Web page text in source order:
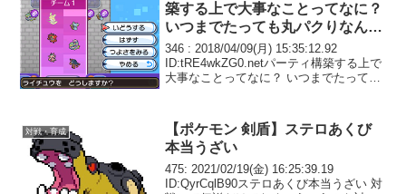
築する上で大事なことってなに？
いつまでたっても丸パクりなんだ
が
346 : 2018/04/09(月) 15:35:12.92
ID:tRE4wkZG0.netパーティ構築する上で
大事なことってなに？ いつまでたっても
能しない 相...
対戦・育成
【ポケモン 剣盾】ステロあくび
本当うざい
475: 2021/02/19(金) 16:25:39.19
ID:QyrCqlB90ステロあくび本当うざい 対